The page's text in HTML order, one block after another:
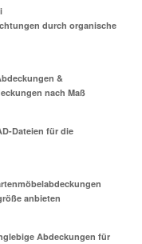
durch organische
&
nach Maß
Dateien für die
anbieten
Abdeckungen für